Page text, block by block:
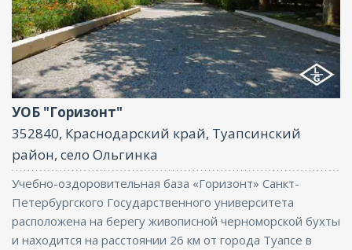
Бассейн, Парковка, Интернет, Баня, Конференц-
зал
УОБ "Горизонт"
352840, Краснодарский край, Туапсинский
район, село Ольгинка
Учебно-оздоровительная база «Горизонт» Санкт-
Петербургского Государственного университета
расположена на берегу живописной черноморской бухты
и находится на расстоянии 26 км от города Туапсе в